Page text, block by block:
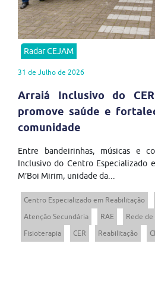
Radar CEJAM
31 de Julho de 2026
Arraiá Inclusivo do
promove saúde e
comunidade
Entre bandeirinhas, músicas e
Inclusivo do Centro Especializado
M’Boi Mirim, unidade da...
Centro Especializado em Reabilitação
Atenção Secundária
RAE
Rede
Fisioterapia
CER Reabilitação